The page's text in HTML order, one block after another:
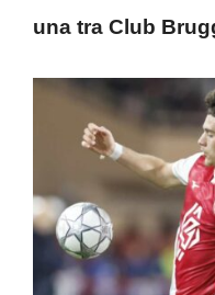
una tra Club